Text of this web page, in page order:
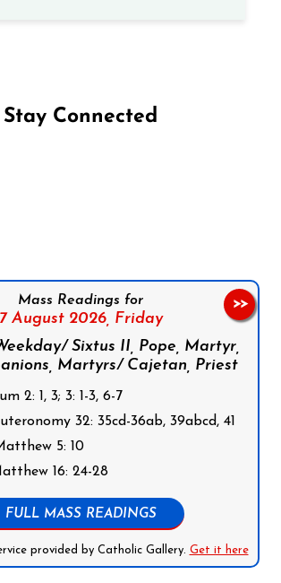
Stay Connected
Mass Readings for
7 August 2026, Friday
Sixtus II, Pope, Martyr,
Martyrs/ Cajetan, Priest
2: 1, 3; 3: 1-3, 6-7
32: 35cd-36ab, 39abcd, 41
5: 10
16: 24-28
FULL MASS READINGS
provided by Catholic Gallery. Get it here
>>